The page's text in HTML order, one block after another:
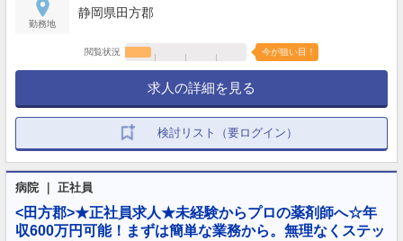
勤務地
静岡県田方郡
閲覧状況 今が狙い目！
求人の詳細を見る
検討リスト（要ログイン）
病院 ｜ 正社員
<田方郡>★正社員求人★未経験からプロの薬剤師へ☆年
収600万円可能！まずは簡単な業務から。無理なくステッ